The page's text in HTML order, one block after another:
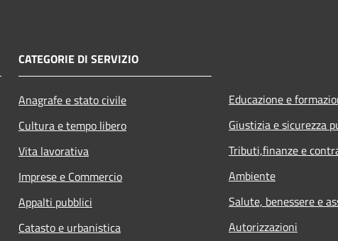
CATEGORIE DI SERVIZIO
Anagrafe e stato civile
Cultura e tempo libero
Vita lavorativa
Imprese e Commercio
Appalti pubblici
Catasto e urbanistica
Educazione e
Giustizia e sicurezza
Tributi,finanze e
Ambiente
Salute, benessere e
Autorizzazioni